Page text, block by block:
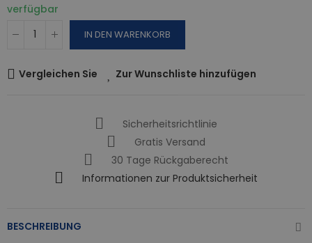
verfügbar
IN DEN WARENKORB
Vergleichen Sie Zur Wunschliste hinzufügen
Sicherheitsrichtlinie
Gratis Versand
30 Tage Rückgaberecht
Informationen zur Produktsicherheit
BESCHREIBUNG